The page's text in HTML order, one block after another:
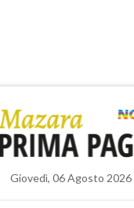
Giovedì, 06 Agosto 2026